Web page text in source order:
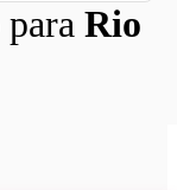
para Rio